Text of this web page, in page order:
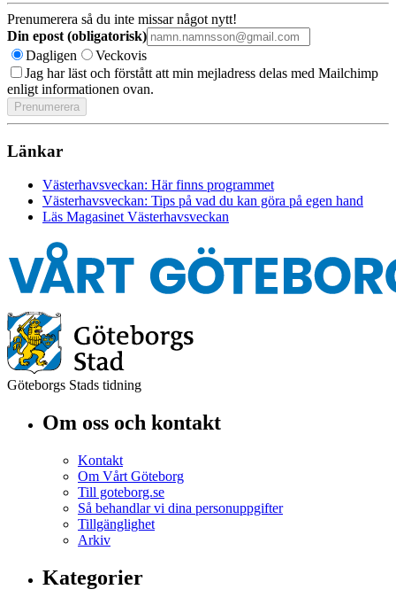
Prenumerera så du inte missar något nytt!
Din epost (obligatorisk)
Dagligen
Veckovis
Jag har läst och förstått att min mejladress delas med Mailchimp
enligt informationen ovan.
Länkar
Västerhavsveckan: Här finns programmet
Västerhavsveckan: Tips på vad du kan göra på egen hand
Läs Magasinet Västerhavsveckan
Göteborgs Stads tidning
Om oss och kontakt
Kontakt
Om Vårt Göteborg
Till goteborg.se
Så behandlar vi dina personuppgifter
Tillgänglighet
Arkiv
Kategorier